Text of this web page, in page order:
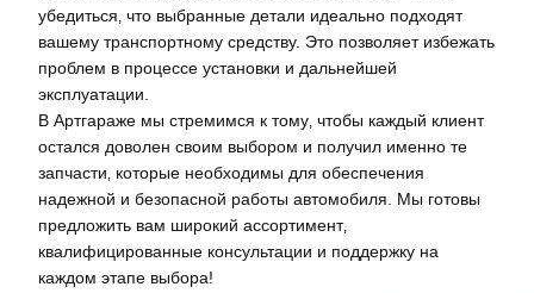
убедиться‚ что выбранные детали идеально подходят
вашему транспортному средству. Это позволяет избежать
проблем в процессе установки и дальнейшей
эксплуатации.
В Артгараже мы стремимся к тому‚ чтобы каждый клиент
остался доволен своим выбором и получил именно те
запчасти‚ которые необходимы для обеспечения
надежной и безопасной работы автомобиля. Мы готовы
предложить вам широкий ассортимент‚
квалифицированные консультации и поддержку на
каждом этапе выбора!